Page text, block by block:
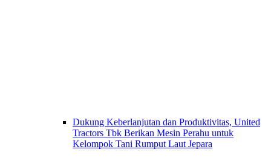
Dukung Keberlanjutan dan Produktivitas, United
Tractors Tbk Berikan Mesin Perahu untuk
Kelompok Tani Rumput Laut Jepara